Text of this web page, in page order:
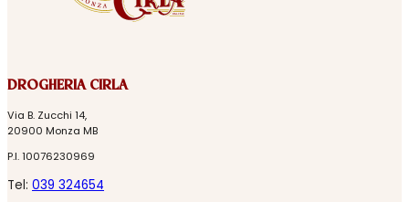
DROGHERIA CIRLA
Via B. Zucchi 14,
20900 Monza MB
P.I. 10076230969
Tel: 039 324654